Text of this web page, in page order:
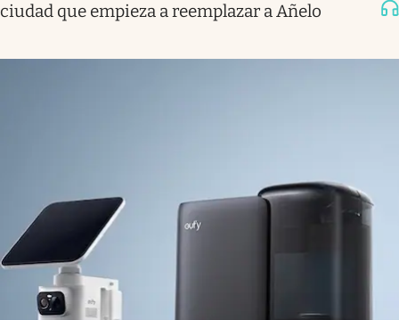
ciudad que empieza a reemplazar a Añelo